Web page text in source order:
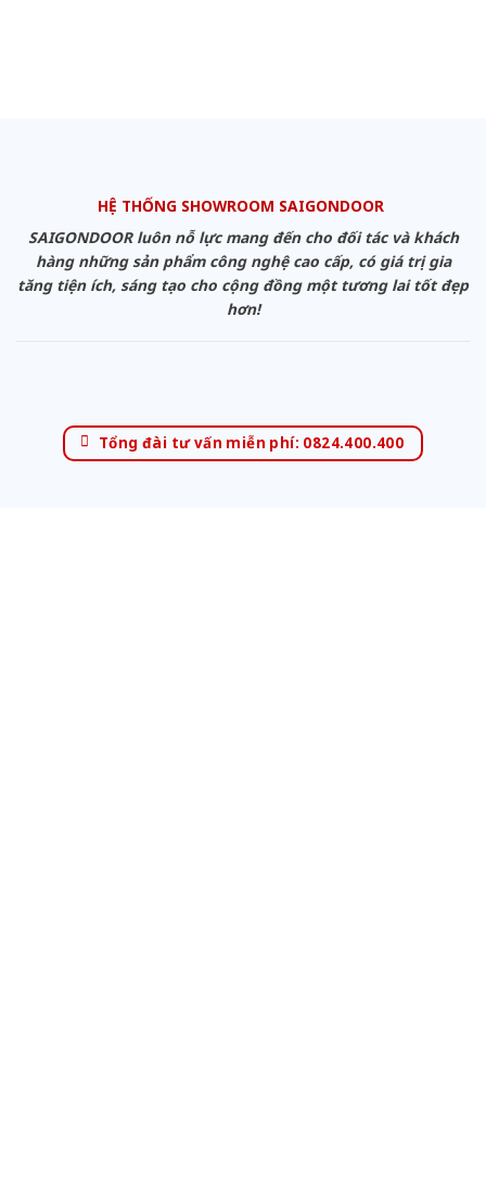
HỆ THỐNG SHOWROOM SAIGONDOOR
SAIGONDOOR luôn nỗ lực mang đến cho đối tác và khách
hàng những sản phẩm công nghệ cao cấp, có giá trị gia
tăng tiện ích, sáng tạo cho cộng đồng một tương lai tốt đẹp
hơn!
Tổng đài tư vấn miễn phí: 0824.400.400